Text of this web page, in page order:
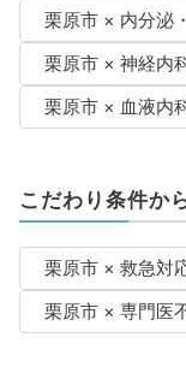
栗原市 × 内分泌
栗原市 × 神経内
栗原市 × 血液内
こだわり条件か
栗原市 × 救急対
栗原市 × 専門医